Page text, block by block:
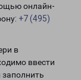
онлайн-
+7 (495)
в
ввести
заполнить